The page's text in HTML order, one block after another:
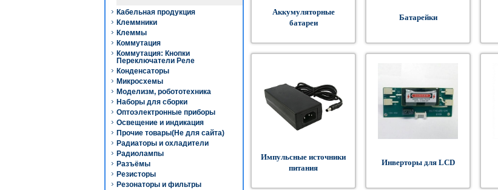
Кабельная продукция
Клеммники
Клеммы
Коммутация
Коммутация: Кнопки
Переключатели Реле
Конденсаторы
Микросхемы
Моделизм, робототехника
Наборы для сборки
Оптоэлектронные приборы
Освещение и индикация
Прочие товары(Не для сайта)
Радиаторы и охладители
Радиолампы
Разъёмы
Резисторы
Резонаторы и фильтры
Аккумуляторные
батареи
Батарейки
Импульсные источники
питания
Инверторы для LCD